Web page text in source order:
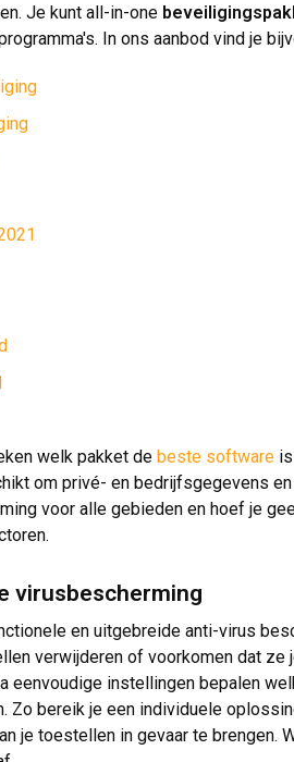
Je kunt all-in-one
In ons aanbod vind je
welk pakket de beste software
om privé- en bedrijfsgegevens
voor alle gebieden en hoef je
virusbescherming
en uitgebreide anti-virus
verwijderen of voorkomen dat ze
eenvoudige instellingen bepalen
Zo bereik je een individuele
je toestellen in gevaar te